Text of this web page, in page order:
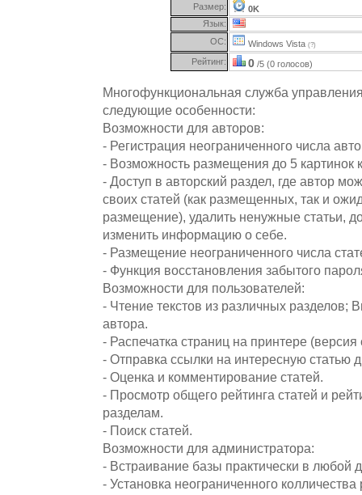
Размер:
0K
Язык:
ОС:
Windows Vista (?)
Рейтинг: 0 /5 (0 голосов)
Многофункциональная служба
следующие особенности:
Возможности для авторов:
- Регистрация неограниченного числа
- Возможность размещения до 5 картинок
- Доступ в авторский раздел, где автор
своих статей (как размещенных, так и
размещение), удалить ненужные статьи,
изменить информацию о себе.
- Размещение неограниченного числа
- Функция восстановления забытого
Возможности для пользователей:
- Чтение текстов из различных разделов;
автора.
- Распечатка страниц на принтере (версия
- Отправка ссылки на интересную статью
- Оценка и комментирование статей.
- Просмотр общего рейтинга статей и
разделам.
- Поиск статей.
Возможности для администратора:
- Встраивание базы практически в любой
- Установка неограниченного